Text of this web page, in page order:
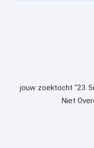
jouw zoektocht "23
Niet